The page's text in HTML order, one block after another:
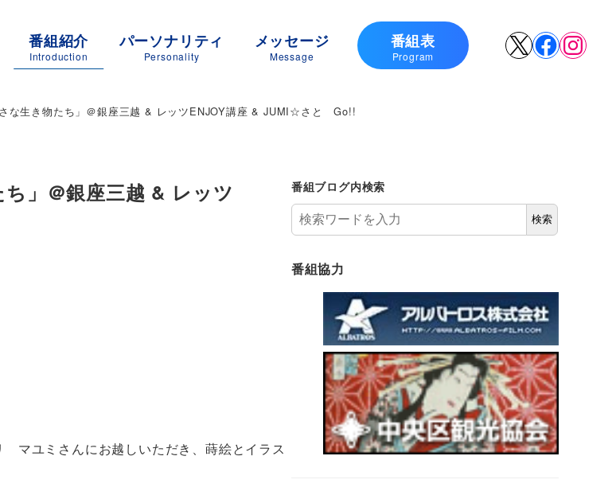
X
番組紹介
Introduction
パーソナリティ
Personality
メッセージ
Message
番組表
Program
な生き物たち」＠銀座三越 & レッツENJOY講座 & JUMI☆さと Go!!
」＠銀座三越 & レッツ
マユミさんにお越しいただき、蒔絵とイラス
番組ブログ内検索
検索
番組協力